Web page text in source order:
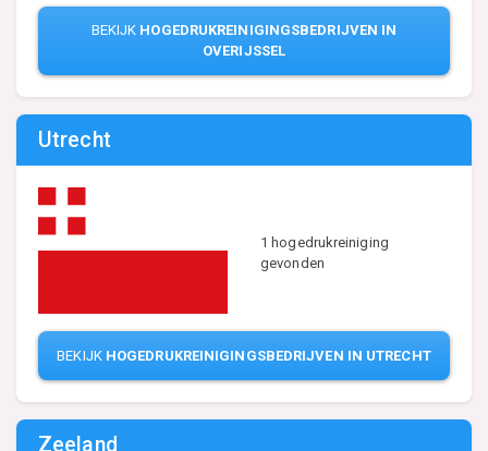
BEKIJK HOGEDRUKREINIGINGSBEDRIJVEN IN
OVERIJSSEL
Utrecht
1 hogedrukreiniging
gevonden
BEKIJK HOGEDRUKREINIGINGSBEDRIJVEN IN UTRECHT
Zeeland